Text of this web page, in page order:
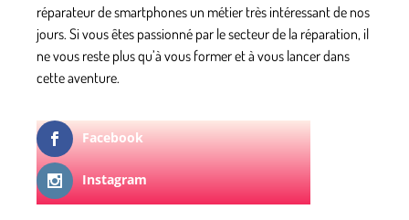
réparateur de smartphones un métier très intéressant de nos
jours. Si vous êtes passionné par le secteur de la réparation, il
ne vous reste plus qu’à vous former et à vous lancer dans
cette aventure.
Facebook
Instagram